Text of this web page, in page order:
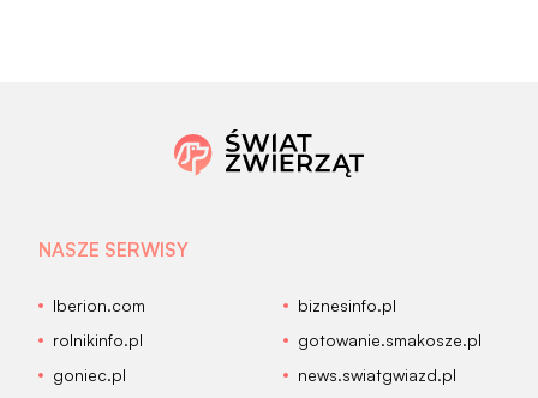
NASZE SERWISY
Iberion.com
biznesinfo.pl
rolnikinfo.pl
gotowanie.smakosze.pl
goniec.pl
news.swiatgwiazd.pl